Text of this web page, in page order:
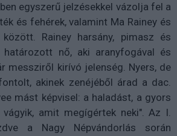
egyszerű jelzésekkel vázolja fel a
és fehérek, valamint Ma Rainey és
Rainey harsány, pimasz és
nő, aki aranyfogával és
messziről kirívó jelenség. Nyers, de
akinek zenéjéből árad a dac.
mást képvisel: a haladást, a gyors
amit megígértek neki". Az I.
a Nagy Népvándorlás során